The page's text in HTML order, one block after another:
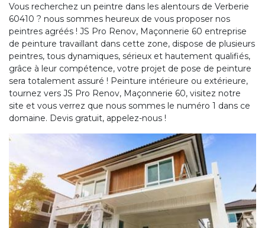
Vous recherchez un peintre dans les alentours de Verberie
60410 ? nous sommes heureux de vous proposer nos
peintres agréés ! JS Pro Renov, Maçonnerie 60 entreprise
de peinture travaillant dans cette zone, dispose de plusieurs
peintres, tous dynamiques, sérieux et hautement qualifiés,
grâce à leur compétence, votre projet de pose de peinture
sera totalement assuré ! Peinture intérieure ou extérieure,
tournez vers JS Pro Renov, Maçonnerie 60, visitez notre
site et vous verrez que nous sommes le numéro 1 dans ce
domaine. Devis gratuit, appelez-nous !